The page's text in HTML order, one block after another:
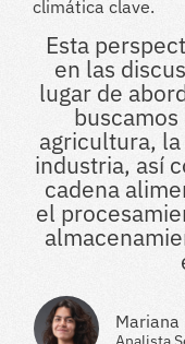
climática clave.
Esta
en las
lugar de
agricultura,
industria, así
cadena
el
Mariana